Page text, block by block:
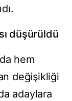
düşürüldü
hem
değişikliği
adaylara